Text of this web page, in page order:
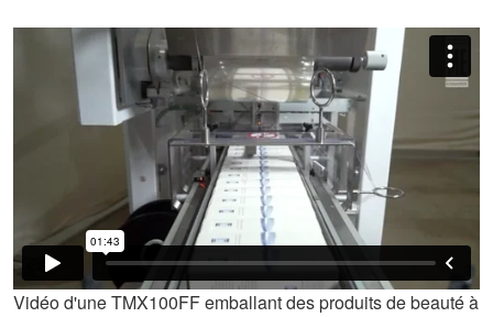
Vidéo d'une TMX100FF emballant des produits de beauté à